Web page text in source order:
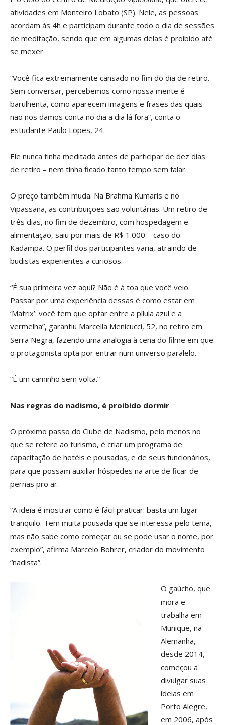
atividades em Monteiro Lobato (SP). Nele, as pessoas
acordam às 4h e participam durante todo o dia de sessões
de meditação, sendo que em algumas delas é proibido até
se mexer.
“Você fica extremamente cansado no fim do dia de retiro.
Sem conversar, percebemos como nossa mente é
barulhenta, como aparecem imagens e frases das quais
não nos damos conta no dia a dia lá fora”, conta o
estudante Paulo Lopes, 24.
Ele nunca tinha meditado antes de participar de dez dias
de retiro – nem tinha ficado tanto tempo sem falar.
O preço também muda. Na Brahma Kumaris e no
Vipassana, as contribuições são voluntárias. Um retiro de
três dias, no fim de dezembro, com hospedagem e
alimentação, saiu por mais de R$ 1.000 – caso do
Kadampa. O perfil dos participantes varia, atraindo de
budistas experientes a curiosos.
“É sua primeira vez aqui? Não é à toa que você veio.
Passar por uma experiência dessas é como estar em
‘Matrix’: você tem que optar entre a pílula azul e a
vermelha”, garantiu Marcella Menicucci, 52, no retiro em
Serra Negra, fazendo uma analogia à cena do filme em que
o protagonista opta por entrar num universo paralelo.
“É um caminho sem volta.”
Nas regras do nadismo, é proibido dormir
O próximo passo do Clube de Nadismo, pelo menos no
que se refere ao turismo, é criar um programa de
capacitação de hotéis e pousadas, e de seus funcionários,
para que possam auxiliar hóspedes na arte de ficar de
pernas pro ar.
“A ideia é mostrar como é fácil praticar: basta um lugar
tranquilo. Tem muita pousada que se interessa pelo tema,
mas não sabe como começar ou se pode usar o nome, por
exemplo”, afirma Marcelo Bohrer, criador do movimento
“nadista”.
O gaúcho, que
mora e
trabalha em
Munique, na
Alemanha,
desde 2014,
começou a
divulgar suas
ideias em
Porto Alegre,
em 2006, após